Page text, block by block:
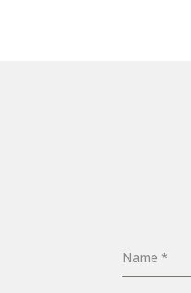
Name *